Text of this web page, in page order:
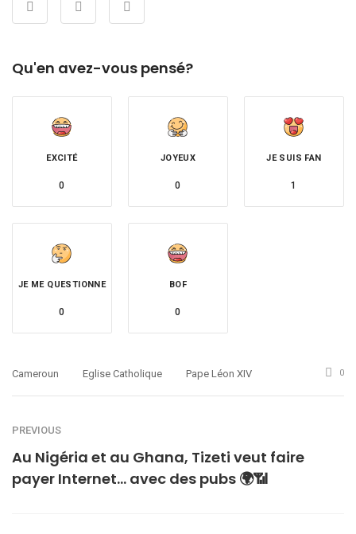
Qu'en avez-vous pensé?
EXCITÉ
0
JOYEUX
0
JE SUIS FAN
1
JE ME QUESTIONNE
0
BOF
0
Cameroun Eglise Catholique Pape Léon XIV 0
PREVIOUS
Au Nigéria et au Ghana, Tizeti veut faire
payer Internet… avec des pubs 🌍📶